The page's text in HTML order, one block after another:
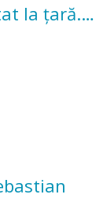
la țară.